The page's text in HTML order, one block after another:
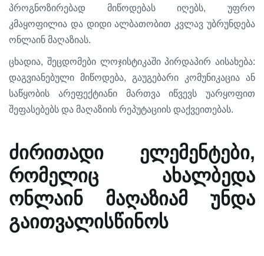
პროგნოზირებად
მიწოდებას იღებს,უფრო
კმაყოფილია და დიდი ალბათობით კვლავ უბრუნდება
ონლაინ მაღაზიას.
ცხადია, შეცდომები ლოჯისტიკაში პირდაპირ აისახება:
დაგვიანებული მიწოდება, გაუგებარი კომუნიკაცია ან
საწყობის
არეფექტიანი მართვა იწვევს
უარყოფით
შეფასებებს და მაღაზიის რეპუტაციის დაქვეითებას.
ძირითადი ელემენტები,
რომელიც
ახალბედა
ონლაინ
მაღაზიამ
უნდა
გაითვალისწინოს